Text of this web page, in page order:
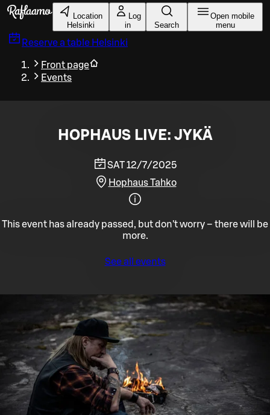
Skip to main content
Location
Helsinki
Log
in
Search
Open mobile
menu
Reserve a table Helsinki
Front page
Events
HOPHAUS LIVE: JYKÄ
SAT 12/7/2025
Hophaus Tahko
This event has already passed, but don't worry – there will be
more.
See all events